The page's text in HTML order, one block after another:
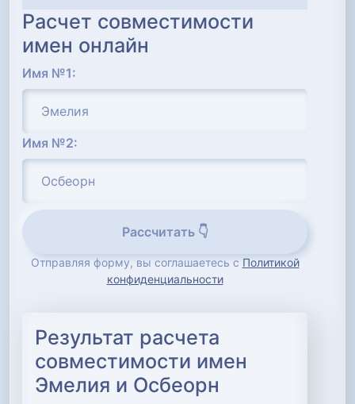
Расчет совместимости
имен онлайн
Имя №1:
Имя №2:
Рассчитать 👇
Отправляя форму, вы соглашаетесь с Политикой
конфиденциальности
Результат расчета
совместимости имен
Эмелия и Осбеорн